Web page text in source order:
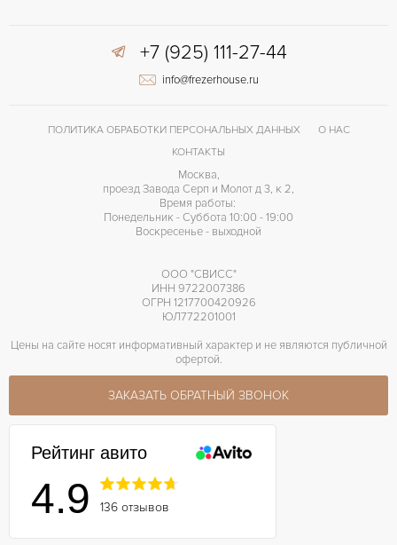
+7 (925) 111-27-44
info@frezerhouse.ru
ПОЛИТИКА ОБРАБОТКИ ПЕРСОНАЛЬНЫХ ДАННЫХ
О НАС
КОНТАКТЫ
Москва,
проезд Завода Серп и Молот д 3, к 2,
Время работы:
Понедельник - Суббота 10:00 - 19:00
Воскресенье - выходной
ООО "СВИСС"
ИНН 9722007386
ОГРН 1217700420926
ЮЛ772201001
Цены на сайте носят информативный характер и не являются публичной
офертой.
ЗАКАЗАТЬ ОБРАТНЫЙ ЗВОНОК
Рейтинг авито
4.9 136 отзывов